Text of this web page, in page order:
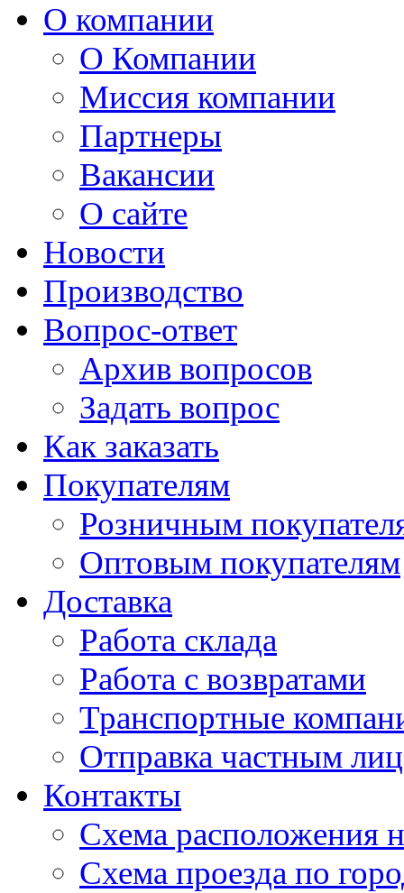
О компании
О Компании
Миссия компании
Партнеры
Вакансии
О сайте
Новости
Производство
Вопрос-ответ
Архив вопросов
Задать вопрос
Как заказать
Покупателям
Розничным
Оптовым покупателям
Доставка
Работа склада
Работа с возвратами
Транспортные
Отправка частным
Контакты
Схема расположения
Схема проезда по